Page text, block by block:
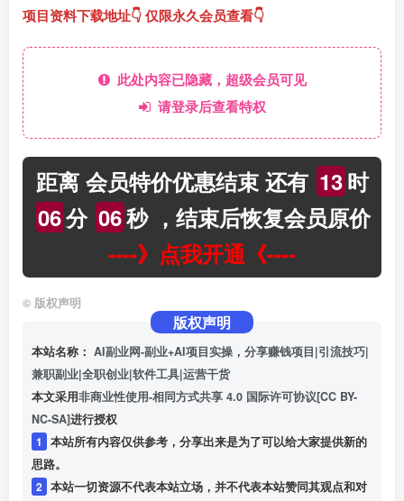
项目资料下载地址👇 仅限永久会员查看👇
此处内容已隐藏，超级会员可见
请登录后查看特权
距离 会员特价优惠结束 还有 13时
06分 05秒，结束后恢复会员原价
----》点我开通《----
© 版权声明
版权声明
本站名称： AI副业网-副业+AI项目实操，分享赚钱项目|引流技巧|
兼职副业|全职创业|软件工具|运营干货
本文采用非商业性使用-相同方式共享 4.0 国际许可协议[CC BY-
NC-SA]进行授权
1
本站所有内容仅供参考，分享出来是为了可以给大家提供新的
思路。
2 本站一切资源不代表本站立场，并不代表本站赞同其观点和对